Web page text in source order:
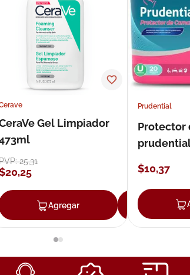
Agregar
Gel Limpiador
25,31
20,25
Agregar
Prudential
Protector
$10,37